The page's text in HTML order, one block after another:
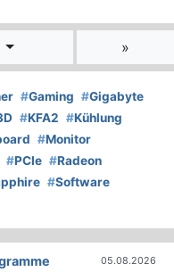
»
#Gaming #Gigabyte
#KFA2 #Kühlung
#Monitor
#PCIe #Radeon
#Software
05.08.2026